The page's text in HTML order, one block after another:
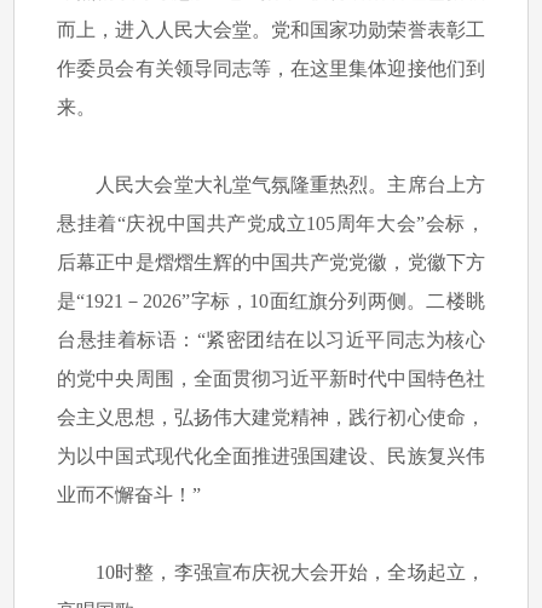
而上，进入人民大会堂。党和国家功勋荣誉表彰工
作委员会有关领导同志等，在这里集体迎接他们到
来。
人民大会堂大礼堂气氛隆重热烈。主席台上方
悬挂着“庆祝中国共产党成立105周年大会”会标，
后幕正中是熠熠生辉的中国共产党党徽，党徽下方
是“1921－2026”字标，10面红旗分列两侧。二楼眺
台悬挂着标语：“紧密团结在以习近平同志为核心
的党中央周围，全面贯彻习近平新时代中国特色社
会主义思想，弘扬伟大建党精神，践行初心使命，
为以中国式现代化全面推进强国建设、民族复兴伟
业而不懈奋斗！”
10时整，李强宣布庆祝大会开始，全场起立，